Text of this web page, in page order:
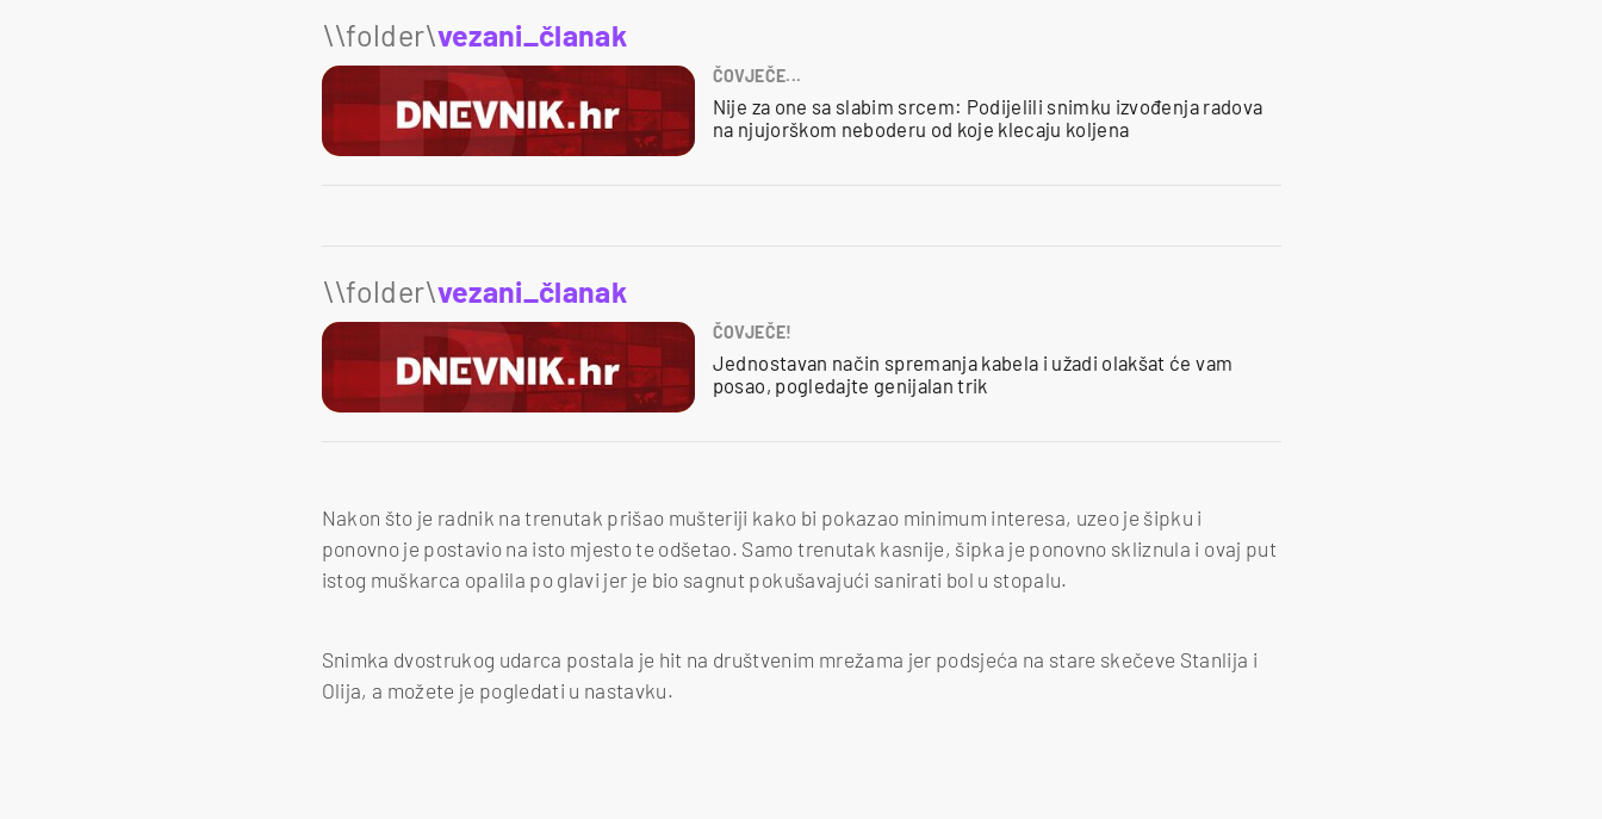
\\folder\vezani_članak
ČOVJEČE...
Nije za one sa slabim srcem: Podijelili snimku izvođenja radova
na njujorškom neboderu od koje klecaju koljena
\\folder\vezani_članak
ČOVJEČE!
Jednostavan način spremanja kabela i užadi olakšat će vam
posao, pogledajte genijalan trik
Nakon što je radnik na trenutak prišao mušteriji kako bi pokazao minimum interesa, uzeo je šipku i
ponovno je postavio na isto mjesto te odšetao. Samo trenutak kasnije, šipka je ponovno skliznula i ovaj put
istog muškarca opalila po glavi jer je bio sagnut pokušavajući sanirati bol u stopalu.
Snimka dvostrukog udarca postala je hit na društvenim mrežama jer podsjeća na stare skečeve Stanlija i
Olija, a možete je pogledati u nastavku.